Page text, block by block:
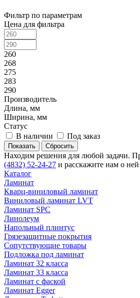
Фильтр по параметрам
Цена для фильтра
260
268
275
283
290
Производитель
Длина, мм
Ширина, мм
Статус
В наличии
Под заказ
Сбросить
Находим решения для любой задачи.
(4832) 52-24-27 и расскажите нам о
Каталог
Ламинат
Кварц-виниловый ламинат
Виниловый ламинат LVT
Ламинат SPC
Линолеум
Напольный плинтус
Грязезащитные покрытия
Сопутствующие товары
Подложка под ламинат
Ламинат 32 класса
Ламинат 33 класса
Ламинат с фаской
Ламинат Egger